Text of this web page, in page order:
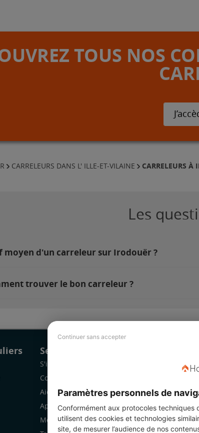
Continuer sans accepter
Paramètres personnels de
Conformément aux protocoles
utilisent des cookies et technologies
site, de mesurer l’audience de nos
TOUS NOS
CARRELEURS DANS L' ILLE-ET-VILAINE CARRELEURS À
Les
moyen d'un carreleur sur Irodouër ?
trouver le bon carreleur ?
Services Pro
S'inscrire
Comment ça marche
Aide
Application Mobile
Mon espace
Revue de